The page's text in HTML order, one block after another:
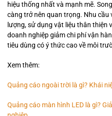
hiệu thống nhất và mạnh mẽ.
càng trở nên quan trọng. Nhu cầu
lượng, sử dụng vật liệu thân thiện
doanh nghiệp giảm chi phí vận
tiêu dùng có ý thức cao về môi
Xem thêm:
Quảng cáo ngoài trời là gì? Khái
Quảng cáo màn hình LED là gì?